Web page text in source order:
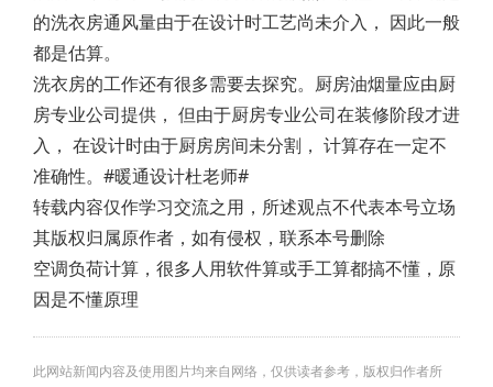
的洗衣房通风量由于在设计时工艺尚未介入， 因此一般
都是估算。
洗衣房的工作还有很多需要去探究。厨房油烟量应由厨
房专业公司提供， 但由于厨房专业公司在装修阶段才进
入， 在设计时由于厨房房间未分割， 计算存在一定不
准确性。#暖通设计杜老师#
转载内容仅作学习交流之用，所述观点不代表本号立场
其版权归属原作者，如有侵权，联系本号删除
空调负荷计算，很多人用软件算或手工算都搞不懂，原
因是不懂原理
此网站新闻内容及使用图片均来自网络，仅供读者参考，版权归作者所